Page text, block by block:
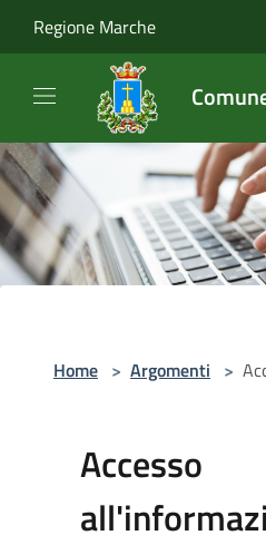
Regione Marche
Home > Argomenti >
Accesso